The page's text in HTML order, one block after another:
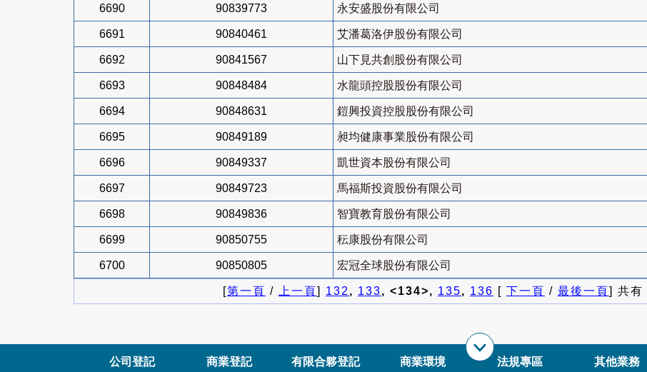
6690 90839773 永安盛股份有限公司
6691 90840461 艾潘葛洛伊股份有限公司
6692 90841567 山下見共創股份有限公司
6693 90848484 水龍頭控股股份有限公司
6694 90848631 鎧興投資控股股份有限公司
6695 90849189 昶均健康事業股份有限公司
6696 90849337 凱世資本股份有限公司
6697 90849723 馬福斯投資股份有限公司
6698 90849836 智寶教育股份有限公司
6699 90850755 秐康股份有限公司
6700 90850805 宏冠全球股份有限公司
[第一頁 / 上一頁] 132, 133, <134>, 135, 136 [ 下一頁 / 最後一頁] 共有
公司登記 商業登記 有限合夥登記 商業環境 法規專區 其他業務